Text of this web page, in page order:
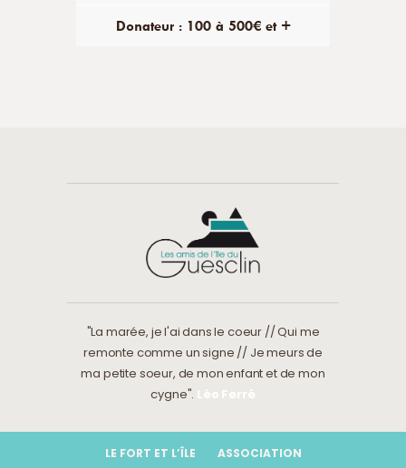
Donateur : 100 à 500€ et +
"La marée, je l'ai dans le coeur // Qui me
remonte comme un signe // Je meurs de
ma petite soeur, de mon enfant et de mon
cygne". Léo Ferré
LE FORT ET L’ÎLE ASSOCIATION